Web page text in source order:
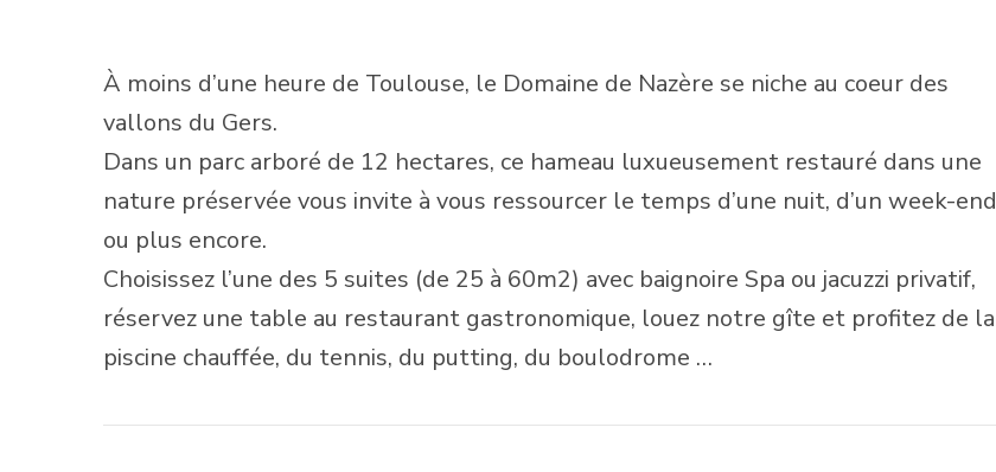
À moins d’une heure de Toulouse, le Domaine de Nazère se niche au coeur des
vallons du Gers.
Dans un parc arboré de 12 hectares, ce hameau luxueusement restauré dans une
nature préservée vous invite à vous ressourcer le temps d’une nuit, d’un week-end
ou plus encore.
Choisissez l’une des 5 suites (de 25 à 60m2) avec baignoire Spa ou jacuzzi privatif,
réservez une table au restaurant gastronomique, louez notre gîte et profitez de la
piscine chauffée, du tennis, du putting, du boulodrome …